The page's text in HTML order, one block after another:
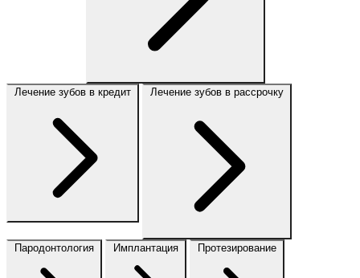
Лечение зубов в кредит Лечение зубов в рассрочку
Пародонтология Имплантация Протезирование